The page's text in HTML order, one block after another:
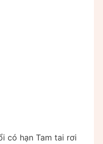
có hạn Tam tai rơi